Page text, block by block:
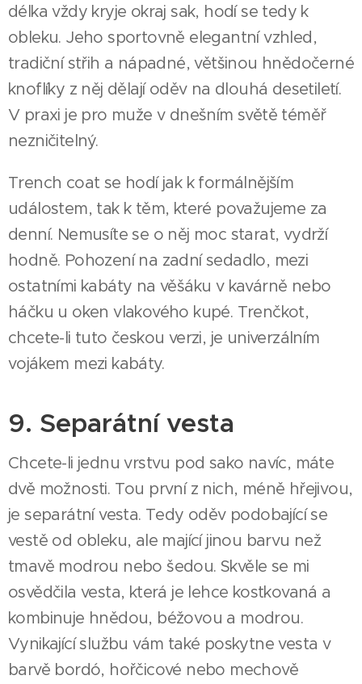
délka vždy kryje okraj sak, hodí se tedy k
obleku. Jeho sportovně elegantní vzhled,
tradiční střih a nápadné, většinou hnědočerné
knoflíky z něj dělají oděv na dlouhá desetiletí.
V praxi je pro muže v dnešním světě téměř
nezničitelný.
Trench coat se hodí jak k formálnějším
událostem, tak k těm, které považujeme za
denní. Nemusíte se o něj moc starat, vydrží
hodně. Pohození na zadní sedadlo, mezi
ostatními kabáty na věšáku v kavárně nebo
háčku u oken vlakového kupé. Trenčkot,
chcete-li tuto českou verzi, je univerzálním
vojákem mezi kabáty.
9. Separátní vesta
Chcete-li jednu vrstvu pod sako navíc, máte
dvě možnosti. Tou první z nich, méně hřejivou,
je separátní vesta. Tedy oděv podobající se
vestě od obleku, ale mající jinou barvu než
tmavě modrou nebo šedou. Skvěle se mi
osvědčila vesta, která je lehce kostkovaná a
kombinuje hnědou, béžovou a modrou.
Vynikající službu vám také poskytne vesta v
barvě bordó, hořčicové nebo mechově